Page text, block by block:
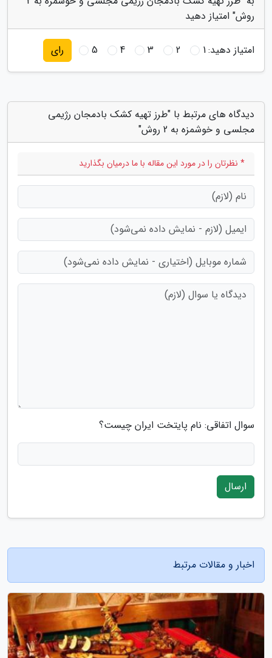
روش" امتیاز دهید
امتیاز دهید:1
2
3
4
5 رای
دیدگاه های مرتبط با "طرز تهیه کشک بادمجان رژیمی
مجلسی و خوشمزه به 2 روش"
* نظرتان را در مورد این مقاله با ما درمیان بگذارید
سوال اتفاقی: نام پایتخت ایران چیست؟
ارسال
اخبار و مقالات مرتبط